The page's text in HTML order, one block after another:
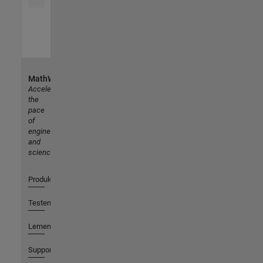
MathWorks
Accelerating
the
pace
of
engineering
and
science
Produkte
Testen oder Kaufen
Lernen
Support